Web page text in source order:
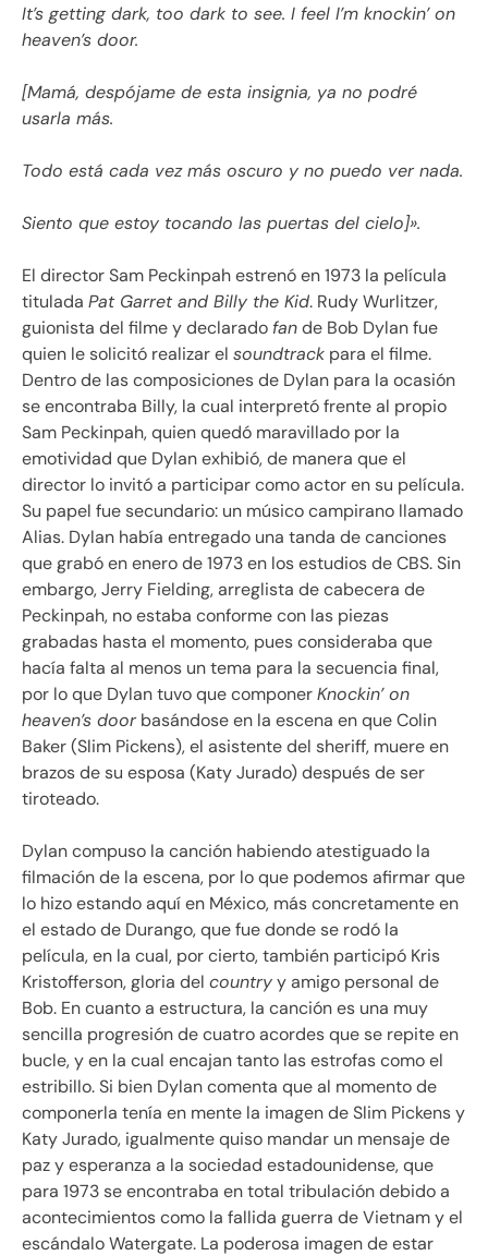
It’s getting dark, too dark to see. I feel I’m knockin’ on
heaven’s door.
[Mamá, despójame de esta insignia, ya no podré
usarla más.
Todo está cada vez más oscuro y no puedo ver nada.
Siento que estoy tocando las puertas del cielo]».
El director Sam Peckinpah estrenó en 1973 la película
titulada Pat Garret and Billy the Kid. Rudy Wurlitzer,
guionista del filme y declarado fande Bob Dylan fue
quien le solicitó realizar el soundtrack para el filme.
Dentro de las composiciones de Dylan para la ocasión
se encontraba Billy, la cual interpretó frente al propio
Sam Peckinpah, quien quedó maravillado por la
emotividad que Dylan exhibió, de manera que el
director lo invitó a participar como actor en su película.
Su papel fue secundario: un músico campirano llamado
Alias. Dylan había entregado una tanda de canciones
que grabó en enero de 1973 en los estudios de CBS. Sin
embargo, Jerry Fielding, arreglista de cabecera de
Peckinpah, no estaba conforme con las piezas
grabadas hasta el momento, pues consideraba que
hacía falta al menos un tema para la secuencia final,
por lo que Dylan tuvo que componerKnockin’ on
heaven’s doorbasándose en la escena en que Colin
Baker (Slim Pickens), el asistente del sheriff, muere en
brazos de su esposa (Katy Jurado) después de ser
tiroteado.
Dylan compuso la canción habiendo atestiguado la
filmación de la escena, por lo que podemos afirmar que
lo hizo estando aquí en México, más concretamente en
el estado de Durango, que fue donde se rodó la
película, en la cual, por cierto, también participó Kris
Kristofferson, gloria del countryy amigo personal de
Bob. En cuanto a estructura, la canción es una muy
sencilla progresión de cuatro acordes que se repite en
bucle, y en la cual encajan tanto las estrofas como el
estribillo. Si bien Dylan comenta que al momento de
componerla tenía en mente la imagen de Slim Pickens y
Katy Jurado, igualmente quiso mandar un mensaje de
paz y esperanza a la sociedad estadounidense, que
para 1973 se encontraba en total tribulación debido a
acontecimientos como la fallida guerra de Vietnam y el
escándalo Watergate. La poderosa imagen de estar